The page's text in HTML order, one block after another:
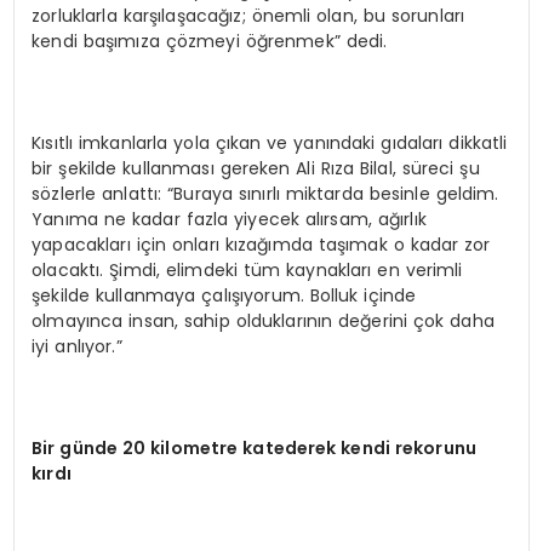
zorluklarla karşılaşacağız; önemli olan, bu sorunları
kendi başımıza çözmeyi öğrenmek” dedi.
Kısıtlı imkanlarla yola çıkan ve yanındaki gıdaları dikkatli
bir şekilde kullanması gereken Ali Rıza Bilal, süreci şu
sözlerle anlattı: “Buraya sınırlı miktarda besinle geldim.
Yanıma ne kadar fazla yiyecek alırsam, ağırlık
yapacakları için onları kızağımda taşımak o kadar zor
olacaktı. Şimdi, elimdeki tüm kaynakları en verimli
şekilde kullanmaya çalışıyorum. Bolluk içinde
olmayınca insan, sahip olduklarının değerini çok daha
iyi anlıyor.”
Bir günde 20 kilometre katederek kendi rekorunu
kırdı